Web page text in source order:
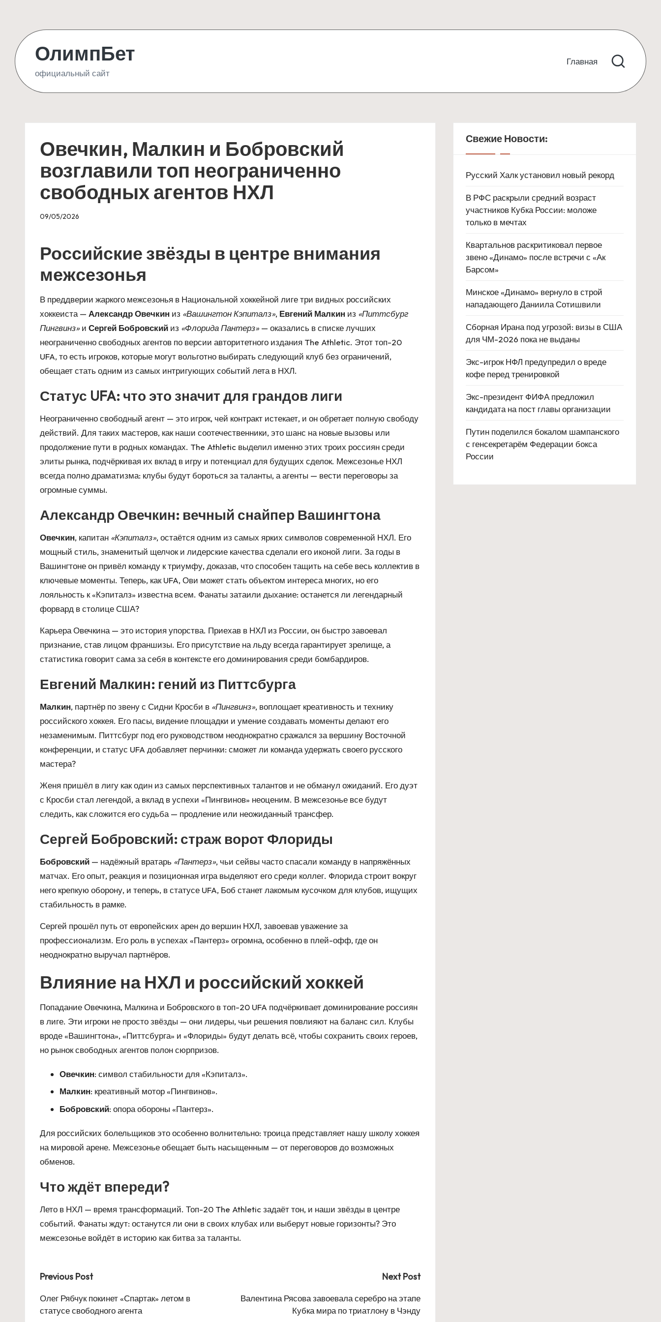
content
ОлимпБет
официальный сайт
Главная
Овечкин, Малкин и Бобровский
возглавили топ неограниченно
свободных агентов НХЛ
09/05/2026
Российские звёзды в центре внимания
межсезонья
В преддверии жаркого межсезонья в Национальной хоккейной лиге три видных российских
хоккеиста — Александр Овечкин из «Вашингтон Кэпиталз», Евгений Малкин из «Питтсбург
Пингвинз» и Сергей Бобровский из «Флорида Пантерз» — оказались в списке лучших
неограниченно свободных агентов по версии авторитетного издания The Athletic. Этот топ-20
UFA, то есть игроков, которые могут вольготно выбирать следующий клуб без ограничений,
обещает стать одним из самых интригующих событий лета в НХЛ.
Статус UFA: что это значит для грандов лиги
Неограниченно свободный агент — это игрок, чей контракт истекает, и он обретает полную свободу
действий. Для таких мастеров, как наши соотечественники, это шанс на новые вызовы или
продолжение пути в родных командах. The Athletic выделил именно этих троих россиян среди
элиты рынка, подчёркивая их вклад в игру и потенциал для будущих сделок. Межсезонье НХЛ
всегда полно драматизма: клубы будут бороться за таланты, а агенты — вести переговоры за
огромные суммы.
Александр Овечкин: вечный снайпер Вашингтона
Овечкин, капитан «Кэпиталз», остаётся одним из самых ярких символов современной НХЛ. Его
мощный стиль, знаменитый щелчок и лидерские качества сделали его иконой лиги. За годы в
Вашингтоне он привёл команду к триумфу, доказав, что способен тащить на себе весь коллектив в
ключевые моменты. Теперь, как UFA, Ови может стать объектом интереса многих, но его
лояльность к «Кэпиталз» известна всем. Фанаты затаили дыхание: останется ли легендарный
форвард в столице США?
Карьера Овечкина — это история упорства. Приехав в НХЛ из России, он быстро завоевал
признание, став лицом франшизы. Его присутствие на льду всегда гарантирует зрелище, а
статистика говорит сама за себя в контексте его доминирования среди бомбардиров.
Евгений Малкин: гений из Питтсбурга
Малкин, партнёр по звену с Сидни Кросби в «Пингвинз», воплощает креативность и технику
российского хоккея. Его пасы, видение площадки и умение создавать моменты делают его
незаменимым. Питтсбург под его руководством неоднократно сражался за вершину Восточной
конференции, и статус UFA добавляет перчинки: сможет ли команда удержать своего русского
мастера?
Женя пришёл в лигу как один из самых перспективных талантов и не обманул ожиданий. Его дуэт
с Кросби стал легендой, а вклад в успехи «Пингвинов» неоценим. В межсезонье все будут
следить, как сложится его судьба — продление или неожиданный трансфер.
Сергей Бобровский: страж ворот Флориды
Бобровский — надёжный вратарь «Пантерз», чьи сейвы часто спасали команду в напряжённых
матчах. Его опыт, реакция и позиционная игра выделяют его среди коллег. Флорида строит вокруг
него крепкую оборону, и теперь, в статусе UFA, Боб станет лакомым кусочком для клубов, ищущих
стабильность в рамке.
Сергей прошёл путь от европейских арен до вершин НХЛ, завоевав уважение за
профессионализм. Его роль в успехах «Пантерз» огромна, особенно в плей-офф, где он
неоднократно выручал партнёров.
Влияние на НХЛ и российский хоккей
Попадание Овечкина, Малкина и Бобровского в топ-20 UFA подчёркивает доминирование россиян
в лиге. Эти игроки не просто звёзды — они лидеры, чьи решения повлияют на баланс сил. Клубы
вроде «Вашингтона», «Питтсбурга» и «Флориды» будут делать всё, чтобы сохранить своих героев,
но рынок свободных агентов полон сюрпризов.
Овечкин: символ стабильности для «Кэпиталз».
Малкин: креативный мотор «Пингвинов».
Бобровский: опора обороны «Пантерз».
Для российских болельщиков это особенно волнительно: троица представляет нашу школу хоккея
на мировой арене. Межсезонье обещает быть насыщенным — от переговоров до возможных
обменов.
Что ждёт впереди?
Лето в НХЛ — время трансформаций. Топ-20 The Athletic задаёт тон, и наши звёзды в центре
событий. Фанаты ждут: останутся ли они в своих клубах или выберут новые горизонты? Это
межсезонье войдёт в историю как битва за таланты.
Post
navigation
Previous Post
Олег Рябчук покинет «Спартак» летом в
статусе свободного агента
Next Post
Валентина Рясова завоевала серебро на этапе
Кубка мира по триатлону в Чэнду
Свежие Новости:
Русский Халк установил новый рекорд
В РФС раскрыли средний возраст
участников Кубка России: моложе
только в мечтах
Квартальнов раскритиковал первое
звено «Динамо» после встречи с «Ак
Барсом»
Минское «Динамо» вернуло в строй
нападающего Даниила Сотишвили
Сборная Ирана под угрозой: визы в США
для ЧМ-2026 пока не выданы
Экс-игрок НФЛ предупредил о вреде
кофе перед тренировкой
Экс-президент ФИФА предложил
кандидата на пост главы организации
Путин поделился бокалом шампанского
с генсекретарём Федерации бокса
России